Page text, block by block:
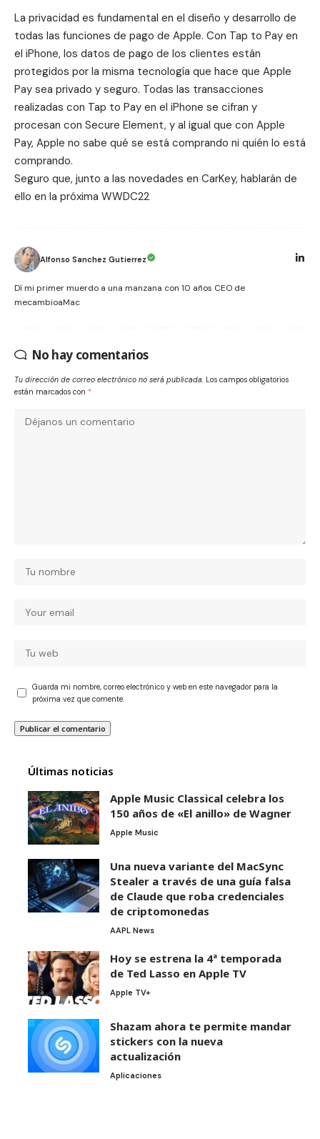
La privacidad es fundamental en el diseño y desarrollo de
todas las funciones de pago de Apple. Con Tap to Pay en
el iPhone, los datos de pago de los clientes están
protegidos por la misma tecnología que hace que Apple
Pay sea privado y seguro. Todas las transacciones
realizadas con Tap to Pay en el iPhone se cifran y
procesan con Secure Element, y al igual que con Apple
Pay, Apple no sabe qué se está comprando ni quién lo está
comprando.
Seguro que, junto a las novedades en CarKey, hablarán de
ello en la próxima WWDC22
Alfonso Sanchez Gutierrez
Dí mi primer muerdo a una manzana con 10 años CEO de
mecambioaMac
No hay comentarios
Tu dirección de correo electrónico no será publicada. Los campos obligatorios
están marcados con *
Guarda mi nombre, correo electrónico y web en este navegador para la
próxima vez que comente.
Últimas noticias
Apple Music Classical celebra los
150 años de «El anillo» de Wagner
Apple Music
Una nueva variante del MacSync
Stealer a través de una guía falsa
de Claude que roba credenciales
de criptomonedas
AAPL News
Hoy se estrena la 4ª temporada
de Ted Lasso en Apple TV
Apple TV+
Shazam ahora te permite mandar
stickers con la nueva
actualización
Aplicaciones